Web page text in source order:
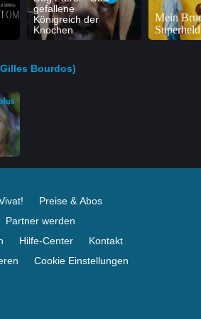
gefallene
Königreich der
Knochen
Mein
Superheld
Bourdos)
Preise & Abos
Partner werden
Hilfe-Center
Kontakt
Cookie Einstellungen